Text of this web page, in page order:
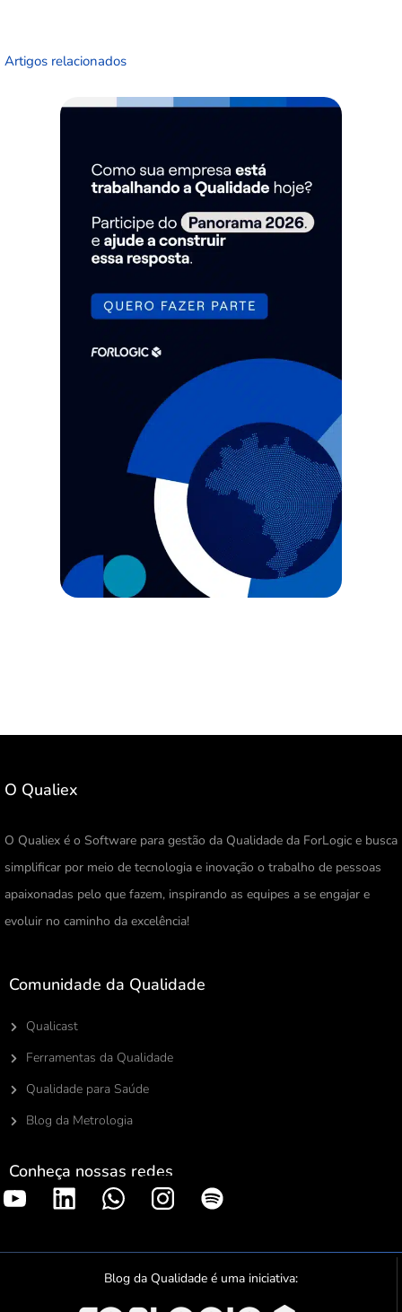
Artigos relacionados
O Qualiex
O Qualiex é o Software para gestão da Qualidade da ForLogic e busca
simplificar por meio de tecnologia e inovação o trabalho de pessoas
apaixonadas pelo que fazem, inspirando as equipes a se engajar e
evoluir no caminho da excelência!
Comunidade da Qualidade
Qualicast
Ferramentas da Qualidade
Qualidade para Saúde
Blog da Metrologia
Conheça nossas redes
S
o
t
i
Blog da Qualidade é uma iniciativa: